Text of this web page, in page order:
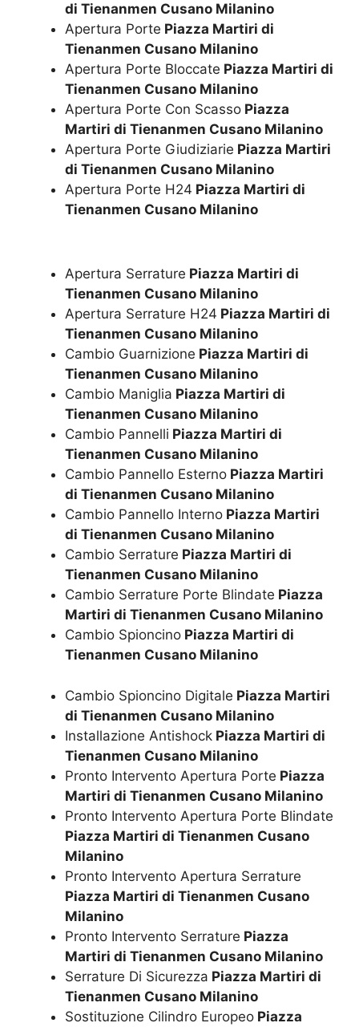
di Tienanmen Cusano Milanino
Apertura Porte Piazza Martiri di
Tienanmen Cusano Milanino
Apertura Porte Bloccate Piazza Martiri di
Tienanmen Cusano Milanino
Apertura Porte Con Scasso Piazza
Martiri di Tienanmen Cusano Milanino
Apertura Porte Giudiziarie Piazza Martiri
di Tienanmen Cusano Milanino
Apertura Porte H24 Piazza Martiri di
Tienanmen Cusano Milanino
Apertura Serrature Piazza Martiri di
Tienanmen Cusano Milanino
Apertura Serrature H24 Piazza Martiri di
Tienanmen Cusano Milanino
Cambio Guarnizione Piazza Martiri di
Tienanmen Cusano Milanino
Cambio Maniglia Piazza Martiri di
Tienanmen Cusano Milanino
Cambio Pannelli Piazza Martiri di
Tienanmen Cusano Milanino
Cambio Pannello Esterno Piazza Martiri
di Tienanmen Cusano Milanino
Cambio Pannello Interno Piazza Martiri
di Tienanmen Cusano Milanino
Cambio Serrature Piazza Martiri di
Tienanmen Cusano Milanino
Cambio Serrature Porte Blindate Piazza
Martiri di Tienanmen Cusano Milanino
Cambio Spioncino Piazza Martiri di
Tienanmen Cusano Milanino
Cambio Spioncino Digitale Piazza Martiri
di Tienanmen Cusano Milanino
Installazione Antishock Piazza Martiri di
Tienanmen Cusano Milanino
Pronto Intervento Apertura Porte Piazza
Martiri di Tienanmen Cusano Milanino
Pronto Intervento Apertura Porte Blindate
Piazza Martiri di Tienanmen Cusano
Milanino
Pronto Intervento Apertura Serrature
Piazza Martiri di Tienanmen Cusano
Milanino
Pronto Intervento Serrature Piazza
Martiri di Tienanmen Cusano Milanino
Serrature Di Sicurezza Piazza Martiri di
Tienanmen Cusano Milanino
Sostituzione Cilindro Europeo Piazza